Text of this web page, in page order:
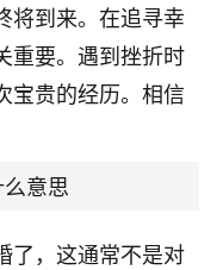
将到来。在追寻幸
重要。遇到挫折时
宝贵的经历。相信
意思
了，这通常不是对
会，但同时竞争的我们
心理，没想到老师看
照老师建议，做了化
一上班，开会提拔升
感恩感谢！🙏🏻